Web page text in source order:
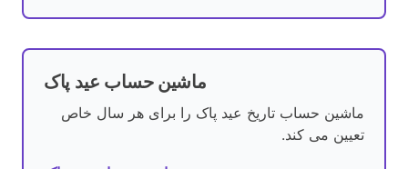
ماشین حساب عید پاک
ماشین حساب تاریخ عید پاک را برای هر سال خاص
تعیین می کند.